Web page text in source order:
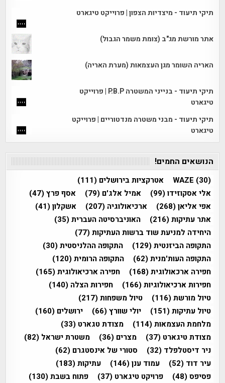
תיקי תיעוד - מיצדיות הצפון | פרוייקט טיגארט
אתר מורשת מג"ב (צומת משמר הגבול)
האריה השומר מגן העצמאות (מערת האריה)
תיקי תיעוד - בנייני המשטרה P.B.P | פרוייקט
טיגארט
תיקי תיעוד - מבני משטרה מנדטוריים | פרוייקט
טיגארט
הנושאים החמים!
WAZE (30) אטרקציות בירושלים (111)
אלי אסקוזידו(99) אמיל אלג'ם (79) אסף פרץ(47)
אפי אליאן(268) ארכיאולוגיה (207) אשקלון(41)
אתר עתיקות(216) האוניברסיטה העברית(35)
היחידה למניעת שוד ברשות העתיקות(77)
התקופה הביזנטית(129) התקופה ההלניסטית(30)
התקופה העות'מנית(62) התקופה הרומית(120)
חפירה ארכאולוגית(168) חפירה ארכיאולוגית(165)
חפירות ארכיאולוגיות(166) חפירות הצלה (140)
טיול מורשת(116) טיול משפחות(217)
טיול עתיקות(151) יולי שוורץ(66) ירושלים (160)
מלחמת העצמאות(114) מצודת טגארט (33)
מצודת טיגארט (37) מצרים (36) משטרת ישראל (82)
ניר דיסטלפלד (32) סטורי של אינסטגרם (62)
עיר דוד (52) עמוד ענן(146) עתיקות(183)
פסיפס(48) פרויקט טיגארט (37) פתוח בשבת(130)